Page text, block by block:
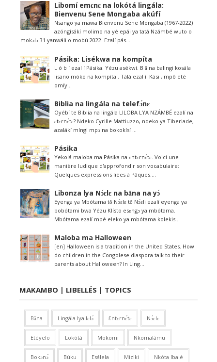
Libomí emɛnɛ na lokótá lingála:
Bienvenu Sene Mongaba akúfí
Nsango ya mawa Bienvenu Sene Mongaba (1967-2022)
azóngísákí molimo na yé epái ya tatá Nzámbé wuto o
mokɔlɔ 31 yanwáli o mobú 2022. Ezalí pás...
Pásika: Lisékwa na kompíta
L ó b í ezal í Pásika. Yézu asékwí. B ǎ na balingi kosála
lisano móko na kompíta . Tálá ezal í. Kási , mpô eté
omíy...
Biblia na lingála na telefɔ́nɛ
Oyébí te Biblia na lingála LILOBA LYA NZÁMBÉ ezalí na
ɛtɛrnɛ́tɛ? Ndeko Cyrille Mattiuzzo, ndeko ya Tiberiade,
azalákí míngi mpɔ na bokokísí ...
Pásika
Yekolá maloba ma Pásika na ɛntɛrnɛ́tɛ. Voici une
manière ludique d'approfondir son vocabulaire:
Quelques expressions liées à Pâques....
Libonza lya Nɔ́ɛlɛ na bǎna na yɔ́
Eyenga ya Mbótama tǒ Nɔ́ɛlɛ tǒ Nɔ́ɛli ezalí eyenga ya
bobótami bwa Yézu Klísto esɛngɔ ya mbótama.
Mbótama ezalí mpé eleko ya mbótama kolekis...
Maloba ma Halloween
[en] Halloween is a tradition in the United States. How
do children in the Congolese diaspora talk to their
parents about Halloween? In Ling...
MAKAMBO | LIBELLÉS | TOPICS
Bǎna Lingála lya lɛlɔ́ Ɛntɛrnɛ́tɛ Nɔ́ɛlɛ
Etéyelo Lokótá Mokomi Nkomalámu
Bokɔnɔ́ Búku Esálela Miziki Nkóta íbalé